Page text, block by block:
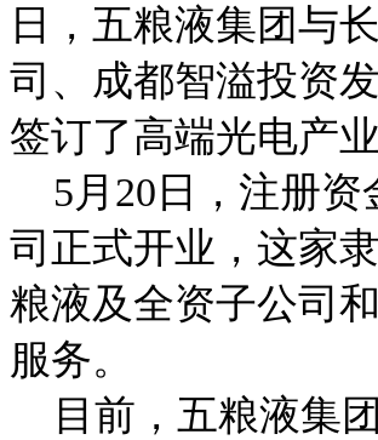
日，五粮液集团与
司、成都智溢投资
签订了高端光电产
5月20日，注册资
司正式开业，这家
粮液及全资子公司
服务。
目前，五粮液集